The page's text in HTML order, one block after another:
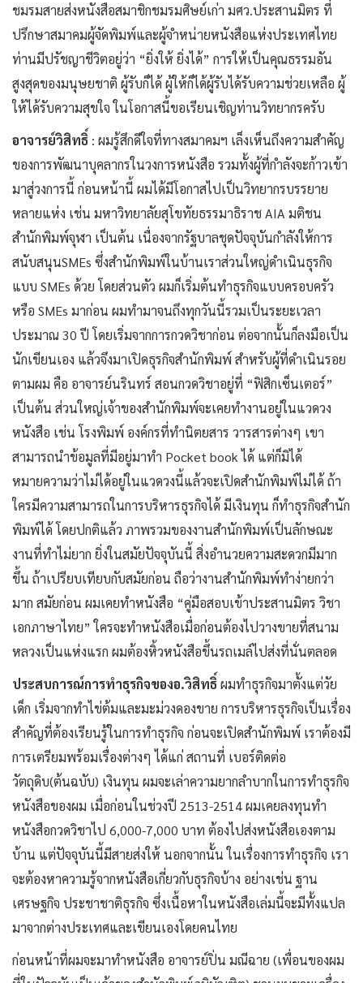
ชมรมสายส่งหนังสือสมาชิกชมรมศิษย์เก่า มศว.ประสานมิตร ที่
ปรึกษาสมาคมผู้จัดพิมพ์และผู้จำหน่ายหนังสือแห่งประเทศไทย
ท่านมีปรัชญาชีวิตอยู่ว่า “ยิ่งให้ ยิ่งได้” การให้เป็นคุณธรรมอัน
สูงสุดของมนุษยชาติ ผู้รับก็ได้ ผู้ให้ก็ได้ผู้รับได้รับความช่วยเหลือ ผู้
ให้ได้รับความสุขใจ ในโอกาสนี้ขอเรียนเชิญท่านวิทยากรครับ
อาจารย์วิสิทธิ์ : ผมรู้สึกดีใจที่ทางสมาคมฯ เล็งเห็นถึงความสำคัญ
ของการพัฒนาบุคลากรในวงการหนังสือ รวมทั้งผู้ที่กำลังจะก้าวเข้า
มาสู่วงการนี้ ก่อนหน้านี้ ผมได้มีโอกาสไปเป็นวิทยากรบรรยาย
หลายแห่ง เช่น มหาวิทยาลัยสุโขทัยธรรมาธิราช AIA มติชน
สำนักพิมพ์จุฬา เป็นต้น เนื่องจากรัฐบาลชุดปัจจุบันกำลังให้การ
สนับสนุนSMEs ซึ่งสำนักพิมพ์ในบ้านเราส่วนใหญ่ดำเนินธุรกิจ
แบบ SMEs ด้วย โดยส่วนตัว ผมก็เริ่มต้นทำธุรกิจแบบครอบครัว
หรือ SMEs มาก่อน ผมทำมาจนถึงทุกวันนี้รวมเป็นระยะเวลา
ประมาณ 30 ปี โดยเริ่มจากการกวดวิชาก่อน ต่อจากนั้นก็ลงมือเป็น
นักเขียนเอง แล้วจึงมาเปิดธุรกิจสำนักพิมพ์ สำหรับผู้ที่ดำเนินรอย
ตามผม คือ อาจารย์นรินทร์ สอนกวดวิชาอยู่ที่ “ฟิสิกเซ็นเตอร์”
เป็นต้น ส่วนใหญ่เจ้าของสำนักพิมพ์จะเคยทำงานอยู่ในแวดวง
หนังสือ เช่น โรงพิมพ์ องค์กรที่ทำนิตยสาร วารสารต่างๆ เขา
สามารถนำข้อมูลที่มีอยู่มาทำ Pocket book ได้ แต่ก็มิได้
หมายความว่าไม่ได้อยู่ในแวดวงนี้แล้วจะเปิดสำนักพิมพ์ไม่ได้ ถ้า
ใครมีความสามารถในการบริหารธุรกิจได้ มีเงินทุน ก็ทำธุรกิจสำนัก
พิมพ์ได้ โดยปกติแล้ว ภาพรวมของงานสำนักพิมพ์เป็นลักษณะ
งานที่ทำไม่ยาก ยิ่งในสมัยปัจจุบันนี้ สิ่งอำนวยความสะดวกมีมาก
ขึ้น ถ้าเปรียบเทียบกับสมัยก่อน ถือว่างานสำนักพิมพ์ทำง่ายกว่า
มาก สมัยก่อน ผมเคยทำหนังสือ “คู่มือสอบเข้าประสานมิตร วิชา
เอกภาษาไทย” ใครจะทำหนังสือเมื่อก่อนต้องไปวางขายที่สนาม
หลวงเป็นแห่งแรก ผมต้องหิ้วหนังสือขึ้นรถเมล์ไปส่งที่นั่นตลอด
ประสบการณ์การทำธุรกิจของอ.วิสิทธิ์ผมทำธุรกิจมาตั้งแต่วัย
เด็ก เริ่มจากทำไข่ต้มและมะม่วงดองขาย การบริหารธุรกิจเป็นเรื่อง
สำคัญที่ต้องเรียนรู้ในการทำธุรกิจ ก่อนจะเปิดสำนักพิมพ์ เราต้องมี
การเตรียมพร้อมเรื่องต่างๆ ได้แก่ สถานที่ เบอร์ติดต่อ
วัตถุดิบ(ต้นฉบับ) เงินทุน ผมจะเล่าความยากลำบากในการทำธุรกิจ
หนังสือของผม เมื่อก่อนในช่วงปี 2513-2514 ผมเคยลงทุนทำ
หนังสือกวดวิชาไป 6,000-7,000 บาท ต้องไปส่งหนังสือเองตาม
บ้าน แต่ปัจจุบันนี้มีสายส่งให้ นอกจากนั้น ในเรื่องการทำธุรกิจ เรา
จะต้องหาความรู้จากหนังสือเกี่ยวกับธุรกิจบ้าง อย่างเช่น ฐาน
เศรษฐกิจ ประชาชาติธุรกิจ ซึ่งเนื้อหาในหนังสือเล่มนี้จะมีทั้งแปล
มาจากต่างประเทศและเขียนเองโดยคนไทย
ก่อนหน้าที่ผมจะมาทำหนังสือ อาจารย์ปิ่น มณีฉาย (เพื่อนของผม